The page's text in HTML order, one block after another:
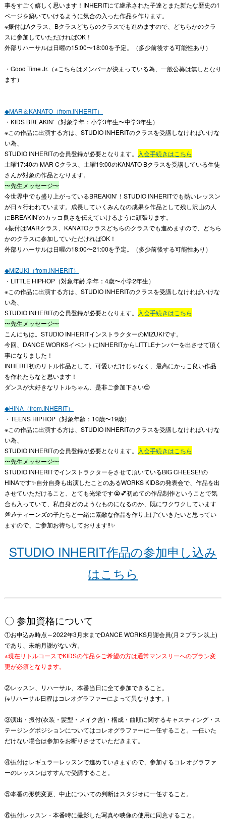
事をすごく嬉しく思います！INHERITにて継承された子達とまた新たな歴史の1
ページを築いていけるように気合の入った作品を作ります。
※振付はAクラス、Bクラスどちらのクラスでも進めますので、どちらかのクラ
スに参加していただければOK！
外部リハーサルは日曜の15:00〜18:00を予定。（多少前後する可能性あり）
・Good Time Jr.（※こちらはメンバーが決まっている為、一般公募は無しとなり
ます）
◆MAR＆KANATO（from.INHERIT）
・KIDS BREAKIN’（対象学年：小学3年生〜中学3年生）
※この作品に出演する方は、STUDIO INHERITのクラスを受講しなければいけな
い為、
STUDIO INHERITの会員登録が必要となります。
入会手続きはこちら
土曜17:40の MAR Cクラス、土曜19:00のKANATO Bクラスを受講している生徒
さんが対象の作品となります。
〜先生メッセージ〜
今世界中でも盛り上がっているBREAKIN’！STUDIO INHERITでも熱いレッスン
が日々行われています。成長していくみんなの成果を作品として残し沢山の人
にBREAKIN’のカッコ良さを伝えていけるように頑張ります。
※振付はMARクラス、KANATOクラスどちらのクラスでも進めますので、どちら
かのクラスに参加していただければOK！
外部リハーサルは日曜の18:00〜21:00を予定。（多少前後する可能性あり）
◆MIZUKI（from.INHERIT）
・LITTLE HIPHOP（対象年齢,学年：4歳〜小学2年生）
※この作品に出演する方は、STUDIO INHERITのクラスを受講しなければいけな
い為、
STUDIO INHERITの会員登録が必要となります。
入会手続きはこちら
〜先生メッセージ〜
こんにちは。STUDIO INHERITインストラクターのMIZUKIです。
今回、DANCE WORKSイベントにINHERITからLITTLEナンバーを出させて頂く
事になりました！
INHERIT初のリトル作品として、可愛いだけじゃなく、最高にかっこ良い作品
を作れたらなと思います！
ダンスが大好きなリトルちゃん、是非ご参加下さい😊
◆HINA（from.INHERIT）
・TEENS HIPHOP（対象年齢：10歳〜19歳）
※この作品に出演する方は、STUDIO INHERITのクラスを受講しなければいけな
い為、
STUDIO INHERITの会員登録が必要となります。
入会手続きはこちら
〜先生メッセージ〜
STUDIO INHERITでインストラクターをさせて頂いているBIG CHEESE!!の
HINAです✨自分自身も出演したことのあるWORKS KIDSの発表会で、作品を出
させていただけること、とても光栄です😭💕初めての作品制作ということで気
合も入っていて、私自身どのようなものになるのか、既にワクワクしています
💭🎶ティーンズの子たちと一緒に素敵な作品を作り上げていきたいと思ってい
ますので、ご参加お待ちしております‼️✨
STUDIO INHERIT作品の参加申し込み
はこちら
〇 参加資格について
①お申込み時点～2022年3月末までDANCE WORKS月謝会員(月２プラン以上)
であり、未納月謝がない方。
※現在リトルコースでKIDSの作品をご希望の方は通常マンスリーへのプラン変
更が必須となります。
②レッスン、リハーサル、本番当日に全て参加できること。
(※リハーサル日程はコレオグラファーによって異なります。)
③演出・振付(衣装・髪型・メイク含)・構成・曲順に関するキャスティング・ス
テージングポジションについてはコレオグラファーに一任すること。一任いた
だけない場合は参加をお断りさせていただきます。
④振付はレギュラーレッスンで進めていきますので、参加するコレオグラファ
ーのレッスンはすすんで受講すること。
⑤本番の形態変更、中止についての判断はスタジオに一任すること。
⑥振付レッスン・本番時に撮影した写真や映像の使用に同意すること。